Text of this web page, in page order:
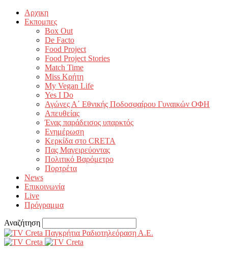
Αρχικη
Εκπομπες
Box Out
De Facto
Food Project
Food Project Stories
Match Time
Miss Κρήτη
My Vegan Life
Yes I Do
Αγώνες Α΄ Εθνικής Ποδοσφαίρου Γυναικών ΟΦΗ
Απευθείας
Ένας παράδεισος υπαρκτός
Ενημέρωση
Κερκίδα στο CRETA
Πας Μαγειρεύοντας
Πολιτικό Βαρόμετρο
Πορτρέτα
News
Επικοινωνία
Live
Πρόγραμμα
Αναζήτηση
Παγκρήτια Ραδιοτηλεόραση Α.Ε.